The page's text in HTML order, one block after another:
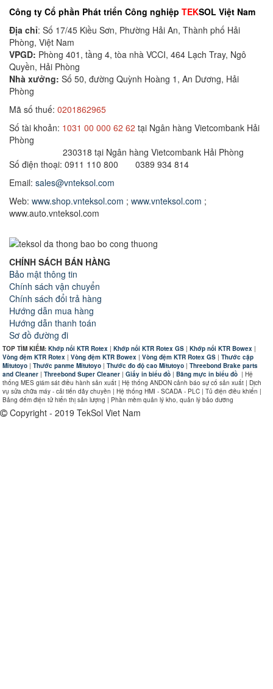
Công ty Cổ phần Phát triển Công nghiệp TEKSOL Việt Nam
Địa chỉ: Số 17/45 Kiều Sơn, Phường Hải An, Thành phố Hải
Phòng, Việt Nam
VPGD: Phòng 401, tầng 4, tòa nhà VCCI, 464 Lạch Tray, Ngô
Quyền, Hải Phòng
Nhà xưởng: Số 50, đường Quỳnh Hoàng 1, An Dương, Hải
Phòng
Mã số thuế: 0201862965
Số tài khoản: 1031 00 000 62 62 tại Ngân hàng Vietcombank Hải
Phòng
230318 tại Ngân hàng Vietcombank Hải Phòng
Số điện thoại: 0911 110 800 0389 934 814
Email: sales@vnteksol.com
Web: www.shop.vnteksol.com ; www.vnteksol.com ;
www.auto.vnteksol.com
CHÍNH SÁCH BÁN HÀNG
Bảo mật thông tin
Chính sách vận chuyển
Chính sách đổi trả hàng
Hướng dẫn mua hàng
Hướng dẫn thanh toán
Sơ đồ đường đi
TOP TÌM KIẾM:Khớp nối KTR Rotex |Khớp nối KTR Rotex GS |Khớp nối KTR Bowex |
Vòng đệm KTR Rotex | Vòng đệm KTR Bowex |Vòng đệm KTR Rotex GS |Thước cặp
Mitutoyo |Thước panme Mitutoyo |Thước đo độ cao Mitutoyo |Threebond Brake parts
and Cleaner |Threebond Super Cleaner |Giấy in biểu đồ |Băng mực in biểu đồ | Hệ
thống MES giám sát điều hành sản xuất | Hệ thống ANDON cảnh báo sự cố sản xuất | Dịch
vụ sửa chữa máy - cải tiến dây chuyền | Hệ thống HMI - SCADA - PLC | Tủ điện điều khiển |
Bảng đếm điện tử hiển thị sản lượng | Phần mềm quản lý kho, quản lý bảo dưỡng
Copyright - 2019 TekSol Viet Nam